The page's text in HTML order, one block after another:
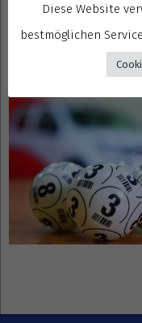
Gewinnspiele
Diese Website
bestmöglichen